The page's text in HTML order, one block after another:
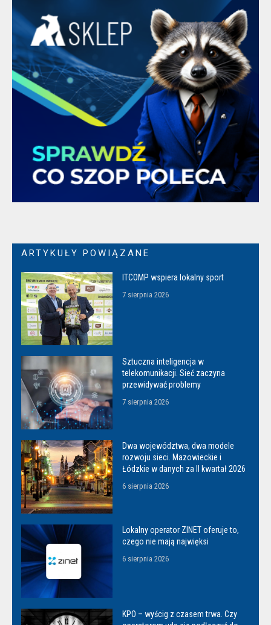
ARTYKUŁY POWIĄZANE
ITCOMP wspiera lokalny sport
7 sierpnia 2026
Sztuczna inteligencja w
telekomunikacji. Sieć zaczyna
przewidywać problemy
7 sierpnia 2026
Dwa województwa, dwa modele
rozwoju sieci. Mazowieckie i
Łódzkie w danych za II kwartał 2026
6 sierpnia 2026
Lokalny operator ZINET oferuje to,
czego nie mają najwięksi
6 sierpnia 2026
KPO – wyścig z czasem trwa. Czy